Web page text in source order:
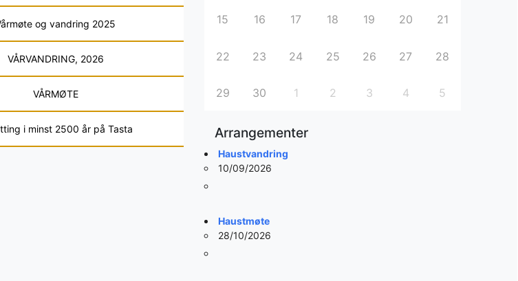
og vandring 2025
VÅRVANDRING, 2026
VÅRMØTE
i minst 2500 år på Tasta
15 16 17 18 19 20 21
22 23 24 25 26 27 28
29 30 1 2 3 4 5
Arrangementer
Haustvandring
10/09/2026
Haustmøte
28/10/2026